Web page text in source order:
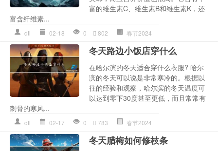
富的维生素C、维生素B和维生素K，还
富含纤维素...
dtl 02-18 0 802 春节2024
冬天路边小饭店穿什么
在哈尔滨的冬天适合穿什么衣服? 哈尔
滨的冬天可以说是非常寒冷的。根据以
往的经验和观察，哈尔滨的冬天温度可
以达到零下30度甚至更低，而且常常有
刺骨的寒风...
dtl 02-17 0 783 春节2024
冬天腊梅如何修枝条